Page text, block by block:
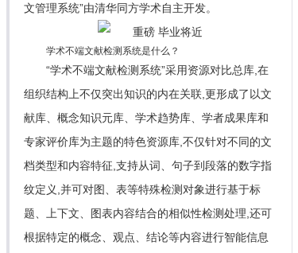
文管理系统”由清华同方学术自主开发。
学术不端文献检测系统是什么？
“学术不端文献检测系统”采用资源对比总库,在
组织结构上不仅突出知识的内在关联,更形成了以文
献库、概念知识元库、学术趋势库、学者成果库和
专家评价库为主题的特色资源库,不仅针对不同的文
档类型和内容特征,支持从词、句子到段落的数字指
纹定义,并可对图、表等特殊检测对象进行基于标
题、上下文、图表内容结合的相似性检测处理,还可
根据特定的概念、观点、结论等内容进行智能信息